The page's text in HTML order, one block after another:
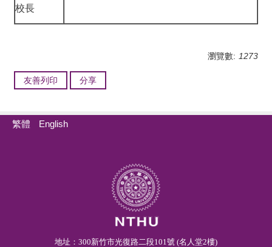
校長
瀏覽數: 1273
友善列印 分享
繁體 English
地址：300新竹市光復路二段101號 (名人堂2樓)